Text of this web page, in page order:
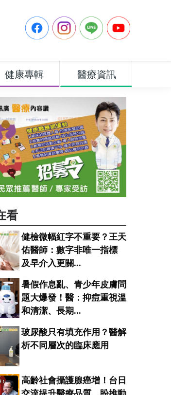
健康專輯 醫療資訊
看
健檢微幅紅字不重要？王天
佑醫師：數字非唯一指標
及早介入更關...
暑假作息亂、青少年皮膚問
題大爆發！醫：抑痘重視溫
和清潔、長期...
玻尿酸只有填充作用？醫解
析不同層次的臨床應用
高齡社會攝護腺癌增！台日